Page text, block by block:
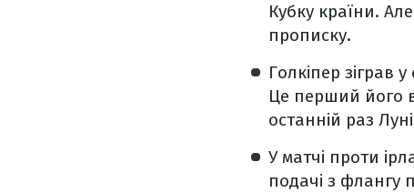
Кубку країни.
прописку.
Голкіпер зіграв
Це перший його
останній раз
У матчі проти
подачі з флангу